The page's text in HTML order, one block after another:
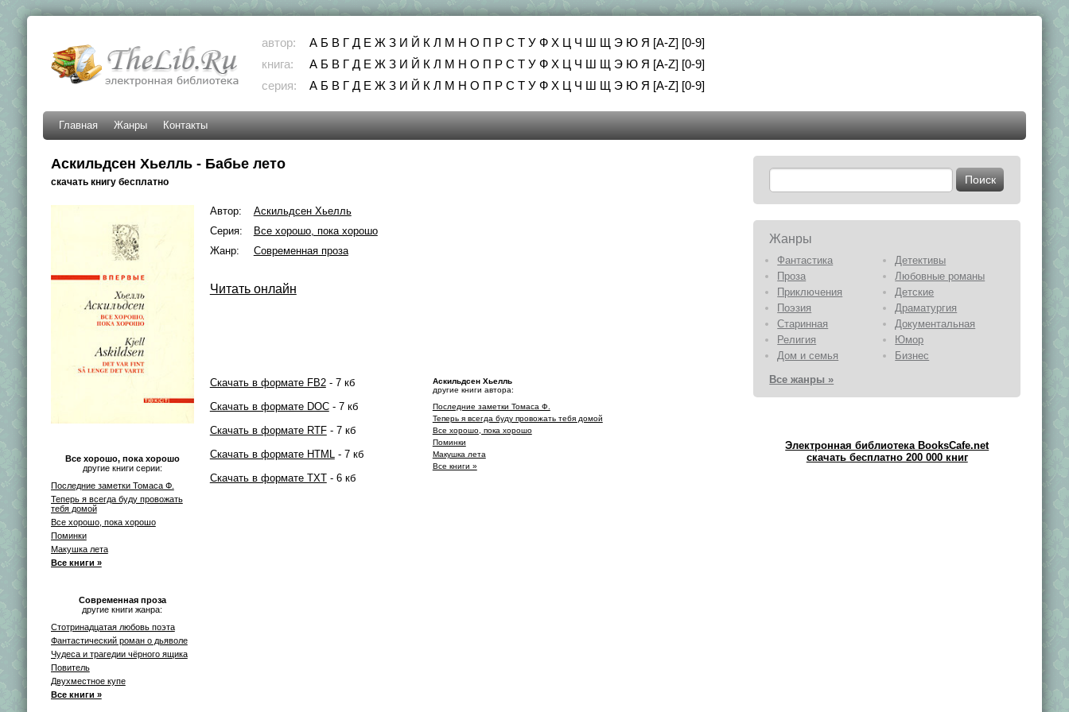
автор: А Б В Г Д Е Ж З И Й К Л М Н О П Р С Т У Ф Х Ц Ч Ш Щ Э Ю Я [A-Z] [0-9]
книга:
А Б В Г Д Е Ж З И Й К Л М Н О П Р С Т У Ф Х Ц Ч Ш Щ Э Ю Я [A-Z] [0-9]
серия:
А Б В Г Д Е Ж З И Й К Л М Н О П Р С Т У Ф Х Ц Ч Ш Щ Э Ю Я [A-Z] [0-9]
Главная Жанры Контакты
Аскильдсен Хьелль - Бабье лето
скачать книгу бесплатно
Все хорошо, пока хорошо
другие книги серии:
Последние заметки Томаса Ф.
Теперь я всегда буду провожать
тебя домой
Все хорошо, пока хорошо
Поминки
Макушка лета
Все книги »
Современная проза
другие книги жанра:
Стотринадцатая любовь поэта
Фантастический роман о дьяволе
Чудеса и трагедии чёрного ящика
Повитель
Двухместное купе
Все книги »
Автор:
Аскильдсен Хьелль
Серия:
Все хорошо, пока хорошо
Жанр:
Современная проза
Читать онлайн
Скачать в формате FB2- 7 кб
Скачать в формате DOC- 7 кб
Скачать в формате RTF- 7 кб
Скачать в формате HTML- 7 кб
Скачать в формате TXT- 6 кб
Аскильдсен Хьелль
другие книги автора:
Последние заметки Томаса Ф.
Теперь я всегда буду провожать тебя домой
Все хорошо, пока хорошо
Поминки
Макушка лета
Все книги »
Жанры
Фантастика
Детективы
Проза
Любовные романы
Приключения
Детские
Поэзия
Драматургия
Старинная
Документальная
Религия
Юмор
Дом и семья
Бизнес
Все жанры »
Электронная библиотека BooksCafe.net
скачать бесплатно 200 000 книг